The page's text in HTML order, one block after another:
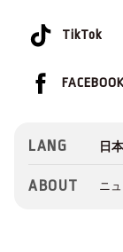
TikTok
LANG
ABOUT ニ